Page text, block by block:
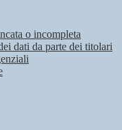
o incompleta
dati da parte dei titolari